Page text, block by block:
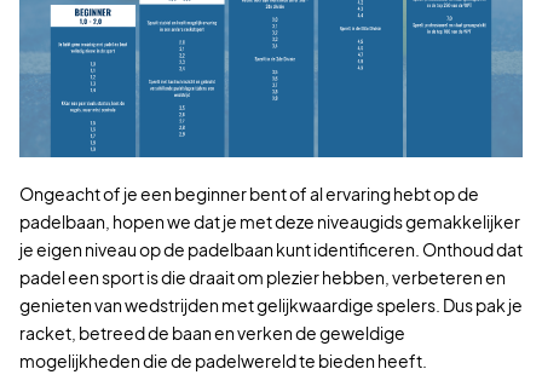
Ongeacht of je een beginner bent of al ervaring hebt op de
padelbaan, hopen we dat je met deze niveaugids gemakkelijker
je eigen niveau op de padelbaan kunt identificeren. Onthoud dat
padel een sport is die draait om plezier hebben, verbeteren en
genieten van wedstrijden met gelijkwaardige spelers. Dus pak je
racket, betreed de baan en verken de geweldige
mogelijkheden die de padelwereld te bieden heeft.